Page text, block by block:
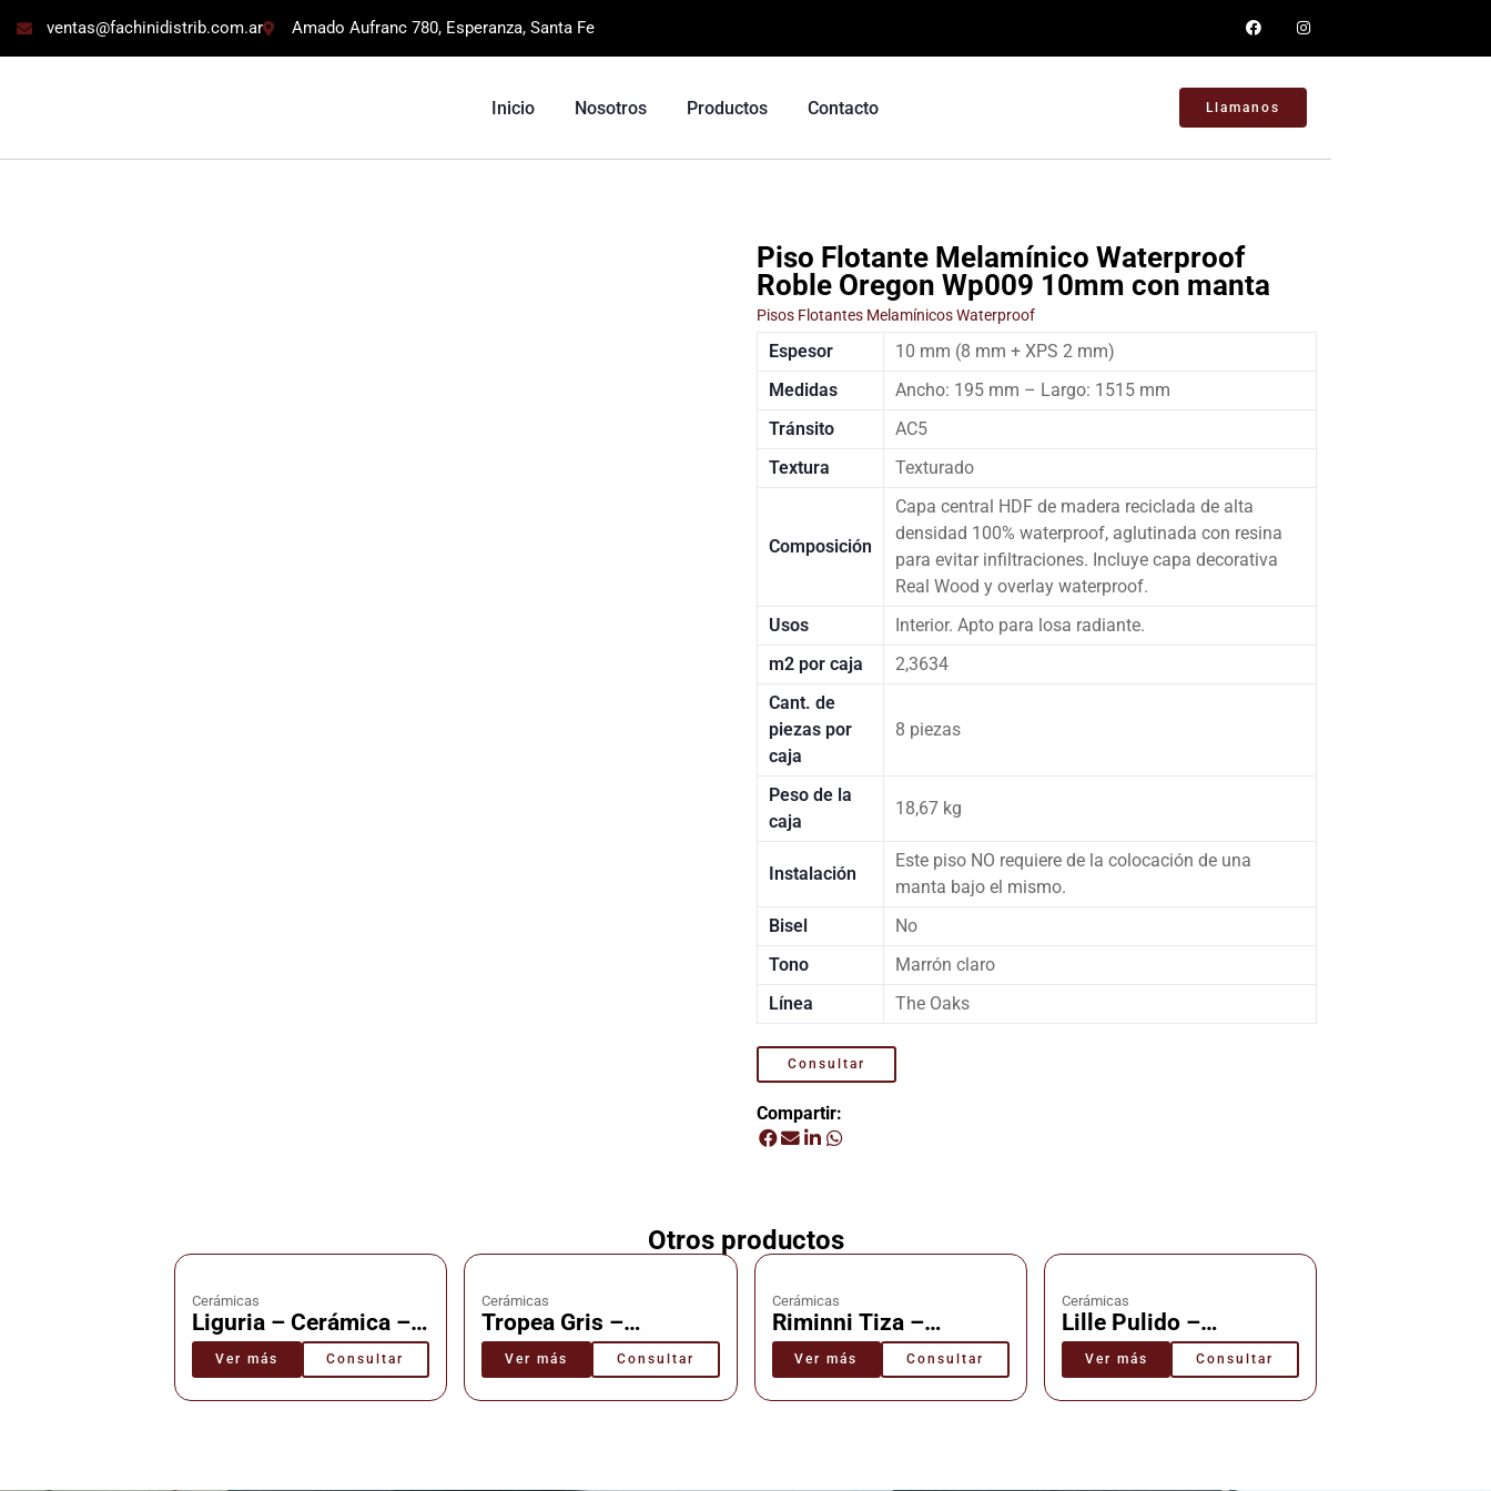
ventas@fachinidistrib.com.ar Amado Aufranc 780, Esperanza, Santa Fe
Inicio Nosotros Productos Contacto Llamanos
Piso Flotante Melamínico Waterproof
Roble Oregon Wp009 10mm con manta
Pisos Flotantes Melamínicos Waterproof
Espesor
10 mm (8 mm + XPS 2 mm)
Medidas
Ancho: 195 mm – Largo: 1515 mm
Tránsito
AC5
Textura
Texturado
Composición
Capa central HDF de madera reciclada de alta
densidad 100% waterproof, aglutinada con resina
para evitar infiltraciones. Incluye capa decorativa
Real Wood y overlay waterproof.
Usos
Interior. Apto para losa radiante.
m2 por caja
2,3634
Cant. de
piezas por
caja
8 piezas
Peso de la
caja
18,67 kg
Instalación
Este piso NO requiere de la colocación de una
manta bajo el mismo.
Bisel
No
Tono
Marrón claro
Línea
The Oaks
Consultar
Compartir:
Otros productos
Cerámicas
Liguria – Cerámica –
Cañuelas
Ver más Consultar
Cerámicas
Tropea Gris –
Cerámica – Cañuelas
Ver más Consultar
Cerámicas
Riminni Tiza –
Cerámica – Cañuelas
Ver más Consultar
Cerámicas
Lille Pulido –
Cerámica – Cañuelas
Ver más Consultar